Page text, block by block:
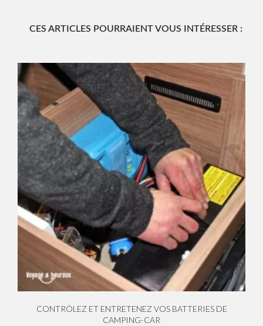
CES ARTICLES POURRAIENT VOUS INTÉRESSER :
CONTRÔLEZ ET ENTRETENEZ VOS BATTERIES DE
CAMPING-CAR